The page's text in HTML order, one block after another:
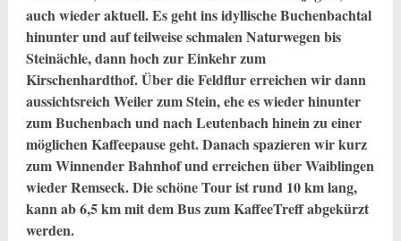
auch wieder aktuell. Es geht ins idyllische Buchenbachtal
hinunter und auf teilweise schmalen Naturwegen bis
Steinächle, dann hoch zur Einkehr zum
Kirschenhardthof. Über die Feldflur erreichen wir dann
aussichtsreich Weiler zum Stein, ehe es wieder hinunter
zum Buchenbach und nach Leutenbach hinein zu einer
möglichen Kaffeepause geht. Danach spazieren wir kurz
zum Winnender Bahnhof und erreichen über Waiblingen
wieder Remseck. Die schöne Tour ist rund 10 km lang,
kann ab 6,5 km mit dem Bus zum KaffeeTreff abgekürzt
werden.